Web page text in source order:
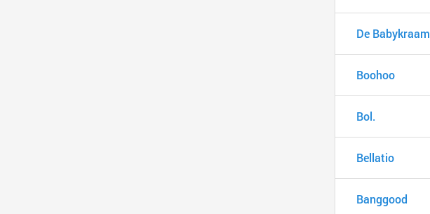
De Babykraam
Boohoo
Bol.
Bellatio
Banggood